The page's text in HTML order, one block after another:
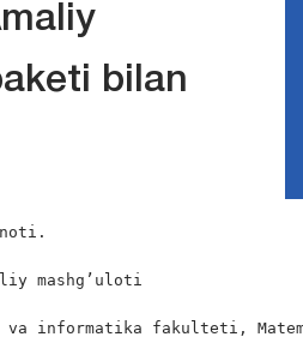
bilan
mashg’uloti
va informatika fakulteti,